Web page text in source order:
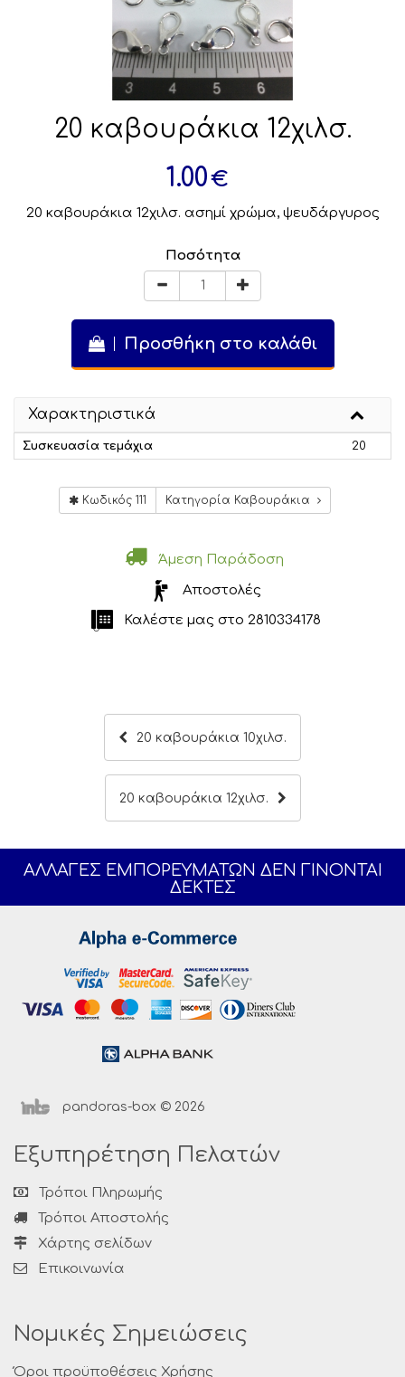
20 καβουράκια 12χιλσ.
1.00€
20 καβουράκια 12χιλσ. ασημί χρώμα, ψευδάργυρος
Ποσότητα
Προσθήκη στο καλάθι
Χαρακτηριστικά
Συσκευασία τεμάχια 20
Κωδικός 111 Κατηγορία Καβουράκια
Άμεση Παράδοση
Αποστολές
Καλέστε μας στο 2810334178
20 καβουράκια 10χιλσ.
20 καβουράκια 12χιλσ.
ΑΛΛΑΓΕΣ ΕΜΠΟΡΕΥΜΑΤΩΝ ΔΕΝ ΓΙΝΟΝΤΑΙ
ΔΕΚΤΕΣ
pandoras-box © 2026
Εξυπηρέτηση Πελατών
Τρόποι Πληρωμής
Τρόποι Αποστολής
Χάρτης σελίδων
Επικοινωνία
Νομικές Σημειώσεις
Όροι προϋποθέσεις Χρήσης